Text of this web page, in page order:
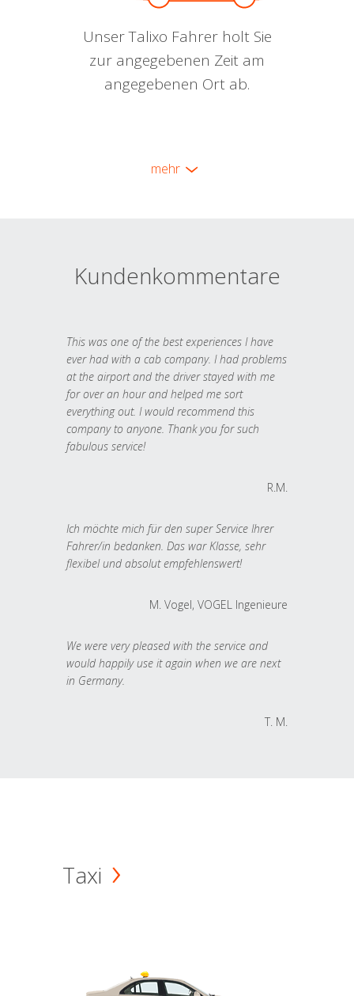
Unser Talixo Fahrer holt Sie
zur angegebenen Zeit am
angegebenen Ort ab.
mehr
Kundenkommentare
This was one of the best experiences I have
ever had with a cab company. I had problems
at the airport and the driver stayed with me
for over an hour and helped me sort
everything out. I would recommend this
company to anyone. Thank you for such
fabulous service!
R.M.
Ich möchte mich für den super Service Ihrer
Fahrer/in bedanken. Das war Klasse, sehr
flexibel und absolut empfehlenswert!
M. Vogel, VOGEL Ingenieure
We were very pleased with the service and
would happily use it again when we are next
in Germany.
T. M.
Taxi